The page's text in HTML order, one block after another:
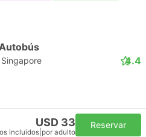
4.4
USD 33
incluidos por adulto
Reservar